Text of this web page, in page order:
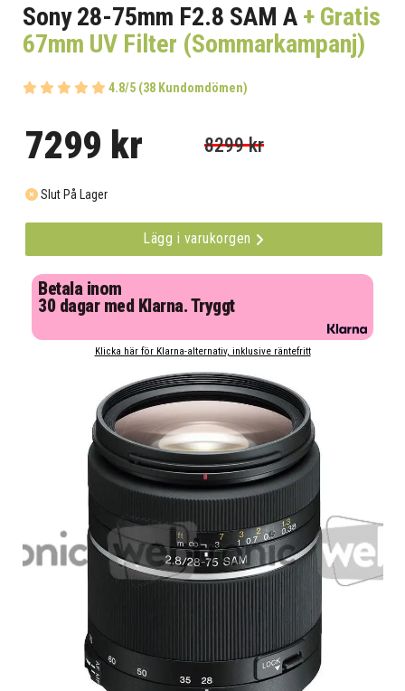
Sony 28-75mm F2.8 SAM A+ Gratis
67mm UV Filter (Sommarkampanj)
4.8/5 (38 Kundomdömen)
7299 kr 8299 kr
Slut På Lager
Lägg i varukorgen
Betala inom
30 dagar med Klarna. Tryggt
Klicka här för Klarna-alternativ, inklusive räntefritt